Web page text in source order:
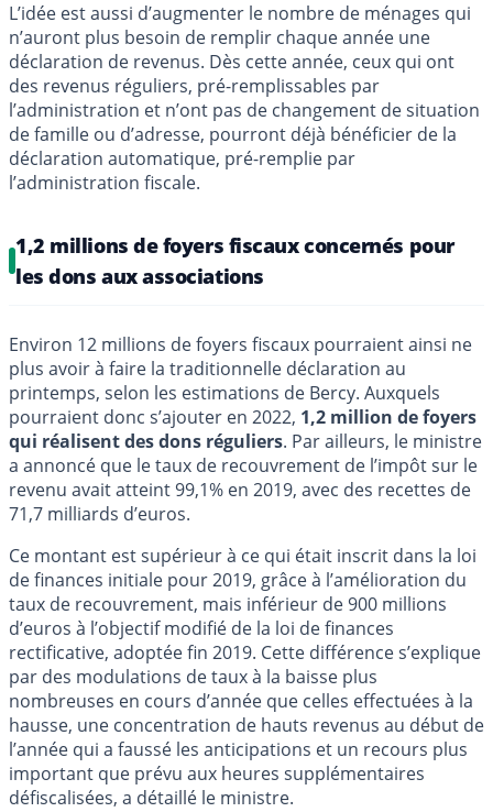
L’idée est aussi d’augmenter le nombre de ménages qui
n’auront plus besoin de remplir chaque année une
déclaration de revenus. Dès cette année, ceux qui ont
des revenus réguliers, pré-remplissables par
l’administration et n’ont pas de changement de situation
de famille ou d’adresse, pourront déjà bénéficier de la
déclaration automatique, pré-remplie par
l’administration fiscale.
1,2 millions de foyers fiscaux concernés pour
les dons aux associations
Environ 12 millions de foyers fiscaux pourraient ainsi ne
plus avoir à faire la traditionnelle déclaration au
printemps, selon les estimations de Bercy. Auxquels
pourraient donc s’ajouter en 2022, 1,2 million de foyers
qui réalisent des dons réguliers. Par ailleurs, le ministre
a annoncé que le taux de recouvrement de l’impôt sur le
revenu avait atteint 99,1% en 2019, avec des recettes de
71,7 milliards d’euros.
Ce montant est supérieur à ce qui était inscrit dans la loi
de finances initiale pour 2019, grâce à l’amélioration du
taux de recouvrement, mais inférieur de 900 millions
d’euros à l’objectif modifié de la loi de finances
rectificative, adoptée fin 2019. Cette différence s’explique
par des modulations de taux à la baisse plus
nombreuses en cours d’année que celles effectuées à la
hausse, une concentration de hauts revenus au début de
l’année qui a faussé les anticipations et un recours plus
important que prévu aux heures supplémentaires
défiscalisées, a détaillé le ministre.